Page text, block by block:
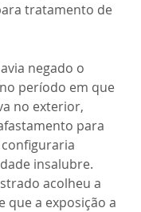
tratamento de
negado o
período em que
no exterior,
para
insalubre.
acolheu a
que a exposição a